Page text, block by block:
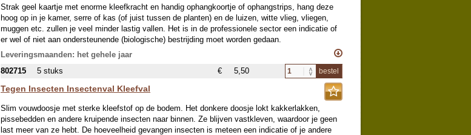
Strak geel kaartje met enorme kleefkracht en handig ophangkoortje of ophangstrips, hang deze
hoog op in je kamer, serre of kas (of juist tussen de planten) en de luizen, witte vlieg, vliegen,
muggen etc. zullen je veel minder lastig vallen. Het is in de professionele sector een indicatie of
er wel of niet aan ondersteunende (biologische) bestrijding moet worden gedaan.
Kleefvellen zijn na openen ongeveer 12 weken werkzaam, 1 vangplaat is effectief voor ongeveer
Leveringsmaanden: het gehele jaar
802715
5 stuks € 5,50 bestel
Tegen Insecten Insectenval Kleefval
Slim vouwdoosje met sterke kleefstof op de bodem. Het donkere doosje lokt kakkerlakken,
pissebedden en andere kruipende insecten naar binnen. Ze blijven vastkleven, waardoor je geen
last meer van ze hebt. De hoeveelheid gevangen insecten is meteen een indicatie of je andere